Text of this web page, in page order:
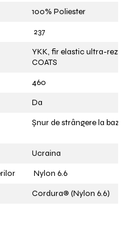
100% Poliester
237
YKK, fir elastic ultra-
COATS
460
Da
Șnur de strângere la
Ucraina
Nylon 6.6
Cordura®️ (Nylon 6.6)